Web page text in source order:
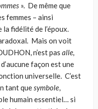
». De même que
femmes – ainsi
la fidélité de l’époux.
Mais on voit
n’est pas alle,
façon est une
universelle. C’est
tant quesymbole,
humain essentiel… si